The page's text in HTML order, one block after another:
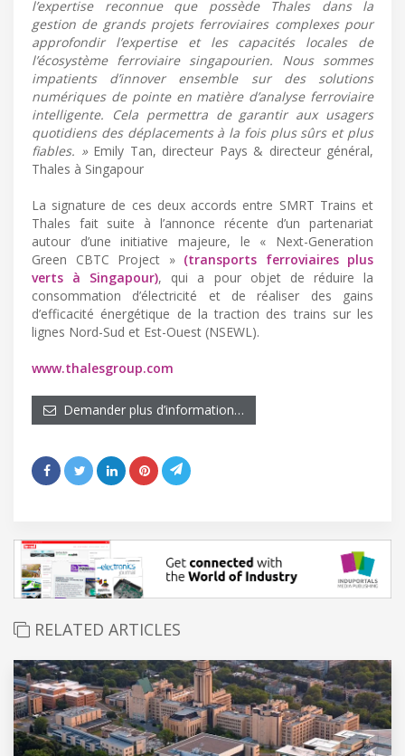
l’expertise reconnue que possède Thales dans la
gestion de grands projets ferroviaires complexes pour
approfondir l’expertise et les capacités locales de
l’écosystème ferroviaire singapourien. Nous sommes
impatients d’innover ensemble sur des solutions
numériques de pointe en matière d’analyse ferroviaire
intelligente. Cela permettra de garantir aux usagers
quotidiens des déplacements à la fois plus sûrs et plus
fiables. »Emily Tan, directeur Pays & directeur général,
Thales à Singapour
La signature de ces deux accords entre SMRT Trains et
Thales fait suite à l’annonce récente d’un partenariat
autour d’une initiative majeure, le « Next-Generation
Green CBTC Project » (transports ferroviaires plus
verts à Singapour), qui a pour objet de réduire la
consommation d’électricité et de réaliser des gains
d’efficacité énergétique de la traction des trains sur les
lignes Nord-Sud et Est-Ouest (NSEWL).
www.thalesgroup.com
Demander plus d’information…
RELATED ARTICLES